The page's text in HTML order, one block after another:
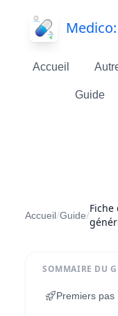
Accueil
Guide
Accueil/Guide/
SOMMAIRE DU
Premiers pas